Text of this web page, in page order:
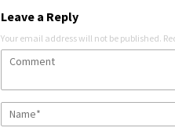
Leave a Reply
Your email address will not be published.